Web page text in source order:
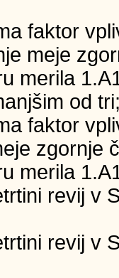
faktor
meje
merila
od
faktor
zgornje
merila
revij v
revij v